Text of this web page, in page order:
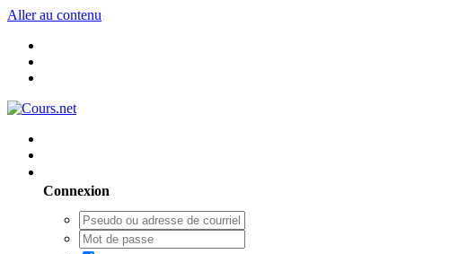
Aller au contenu
Connexion